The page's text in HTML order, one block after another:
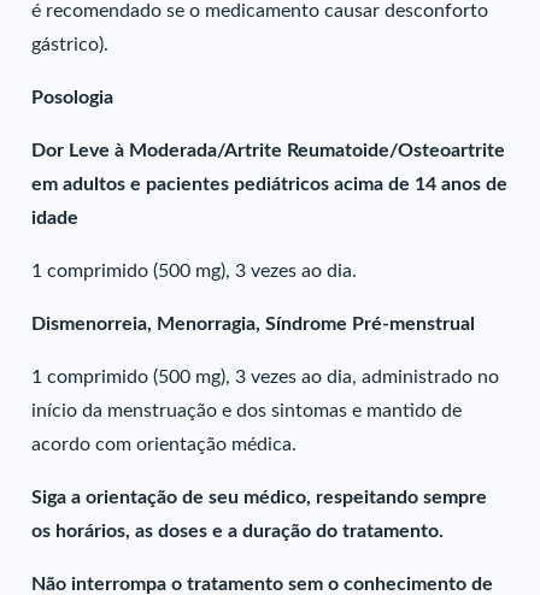
é recomendado se o medicamento causar desconforto
gástrico).
Posologia
Dor Leve à Moderada/Artrite Reumatoide/Osteoartrite
em adultos e pacientes pediátricos acima de 14 anos de
idade
1 comprimido (500 mg), 3 vezes ao dia.
Dismenorreia, Menorragia, Síndrome Pré-menstrual
1 comprimido (500 mg), 3 vezes ao dia, administrado no
início da menstruação e dos sintomas e mantido de
acordo com orientação médica.
Siga a orientação de seu médico, respeitando sempre
os horários, as doses e a duração do tratamento.
Não interrompa o tratamento sem o conhecimento de